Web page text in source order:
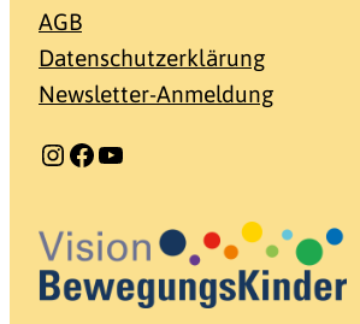
AGB
Datenschutzerklärung
Newsletter-Anmeldung
Instagram Facebook YouTube